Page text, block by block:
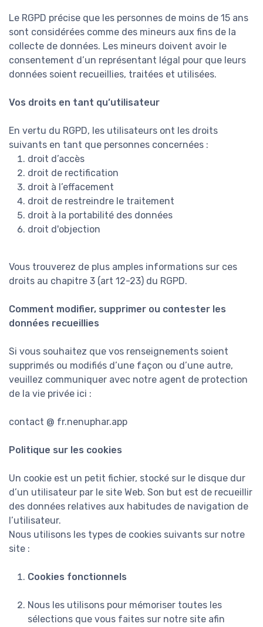
Le RGPD précise que les personnes de moins de 15 ans
sont considérées comme des mineurs aux fins de la
collecte de données. Les mineurs doivent avoir le
consentement d’un représentant légal pour que leurs
données soient recueillies, traitées et utilisées.
Vos droits en tant qu’utilisateur
En vertu du RGPD, les utilisateurs ont les droits
suivants en tant que personnes concernées :
droit d’accès
droit de rectification
droit à l’effacement
droit de restreindre le traitement
droit à la portabilité des données
droit d'objection
Vous trouverez de plus amples informations sur ces
droits au chapitre 3 (art 12-23) du RGPD.
Comment modifier, supprimer ou contester les
données recueillies
Si vous souhaitez que vos renseignements soient
supprimés ou modifiés d’une façon ou d’une autre,
veuillez communiquer avec notre agent de protection
de la vie privée ici :
contact @ fr.nenuphar.app
Politique sur les cookies
Un cookie est un petit fichier, stocké sur le disque dur
d’un utilisateur par le site Web. Son but est de recueillir
des données relatives aux habitudes de navigation de
l’utilisateur.
Nous utilisons les types de cookies suivants sur notre
site :
Cookies fonctionnels
Nous les utilisons pour mémoriser toutes les
sélections que vous faites sur notre site afin